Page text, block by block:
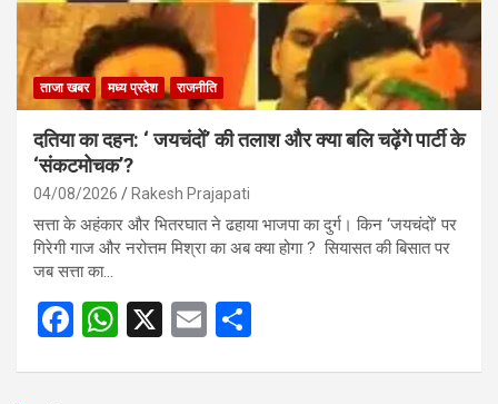
ताजा खबर मध्य प्रदेश राजनीति
दतिया का दहन: ‘ जयचंदों’ की तलाश और क्या बलि चढ़ेंगे पार्टी के
‘संकटमोचक’?
04/08/2026 Rakesh Prajapati
सत्ता के अहंकार और भितरघात ने ढहाया भाजपा का दुर्ग। किन ‘जयचंदों’ पर
गिरेगी गाज और नरोत्तम मिश्रा का अब क्या होगा ? सियासत की बिसात पर
जब सत्ता का…
F
W
X
E